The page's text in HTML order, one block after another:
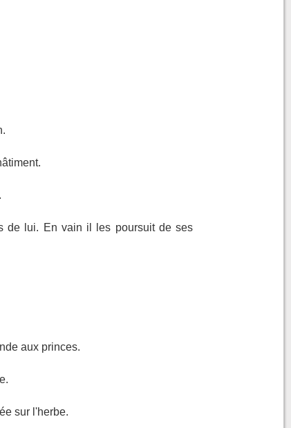
de lui. En vain il les poursuit de ses
aux princes.
sur l'herbe.